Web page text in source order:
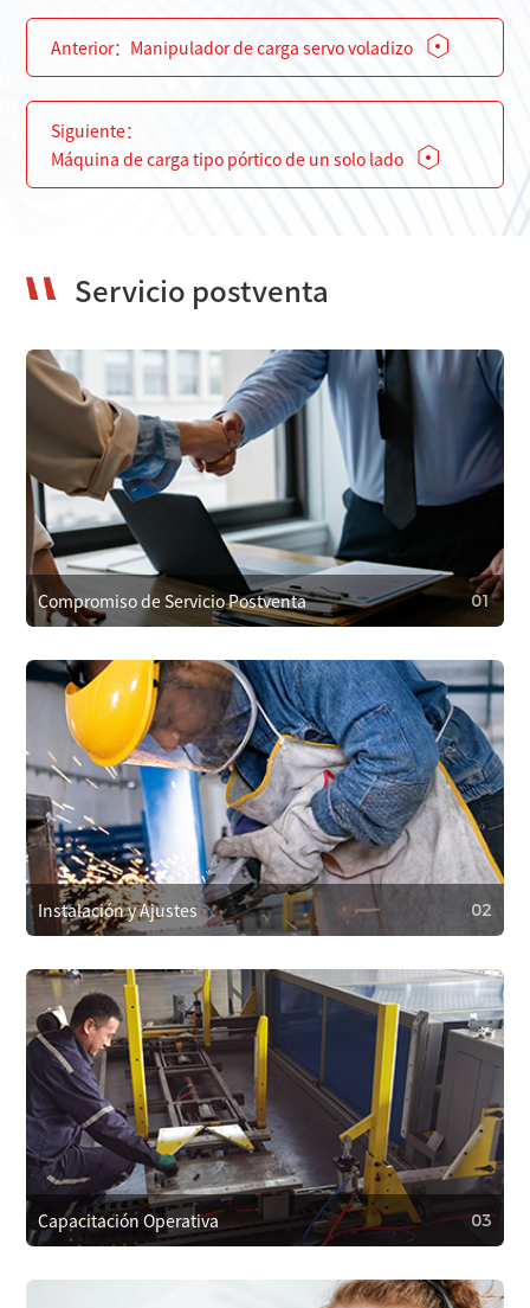
Anterior： Manipulador de carga servo voladizo
Siguiente：
Máquina de carga tipo pórtico de un solo lado
Servicio postventa
Compromiso de Servicio Postventa 01
01
Compromiso de Servicio Postventa
Cubrimos los costos de reparación dentro de la garantía
por problemas de calidad y ofrecemos soporte al cliente
24/7. Respondemos en un plazo de 4 horas para resolver
problemas rápidamente.
Instalación y Ajustes 02
02
Instalación y Ajustes
Nuestro equipo técnico instalará y ajustará el equipo en el
sitio para garantizar una configuración adecuada y un
funcionamiento sin problemas.
Capacitación Operativa
03